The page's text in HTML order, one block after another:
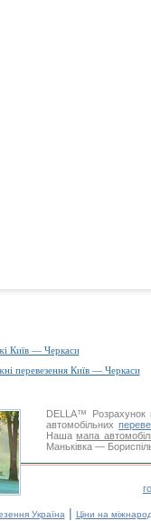
Київ — Черкаси
перевезення Київ — Черкаси
DELLA™
Розрахунок
автомобільних
Нашамапа
Маньківка —
Україна | Ціни на